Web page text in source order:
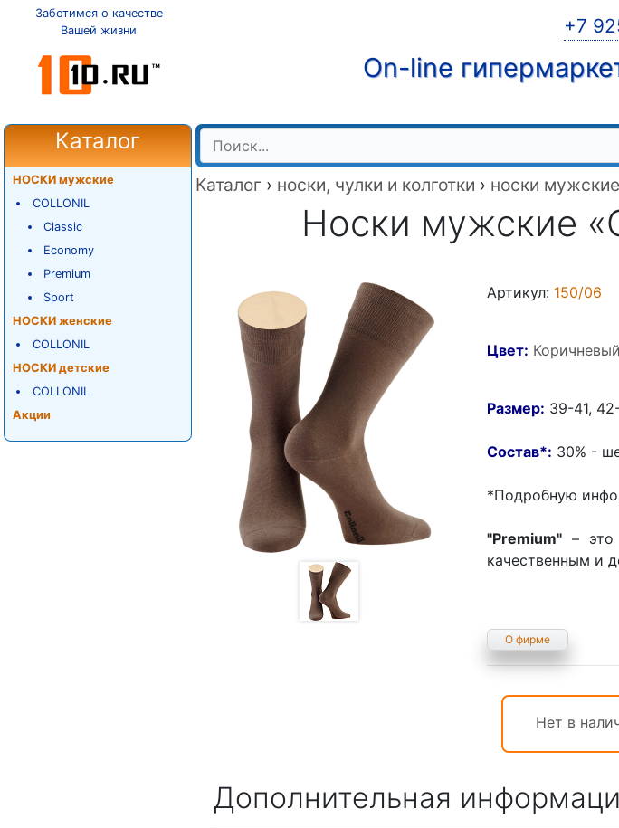
Заботимся о качестве
Вашей жизни
+7
On-line
Каталог
НОСКИ мужские
COLLONIL
Classic
Economy
Premium
Sport
НОСКИ женские
COLLONIL
НОСКИ детские
COLLONIL
Акции
Каталог › носки, чулки и колготки › носки мужские
Носки мужские
Артикул: 150/06
Цвет: Коричневый
Размер: 39-41,
Состав*: 30% -
*Подробную
"Premium" – это
качественным и
О фирме
Нет в
Дополнительная